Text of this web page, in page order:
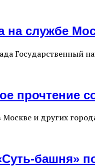
на службе
Государственный
и других
башня»